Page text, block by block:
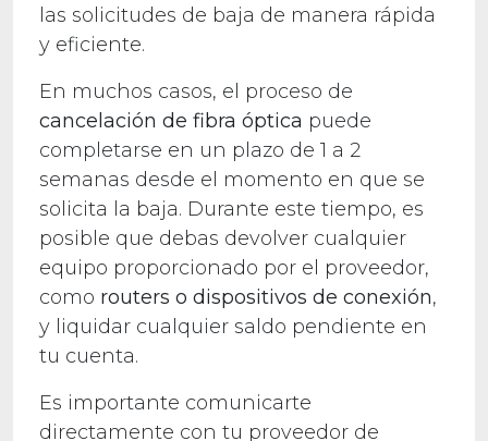
las solicitudes de baja de manera rápida
y eficiente.
En muchos casos, el proceso de
cancelación de fibra óptica puede
completarse en un plazo de 1 a 2
semanas desde el momento en que se
solicita la baja. Durante este tiempo, es
posible que debas devolver cualquier
equipo proporcionado por el proveedor,
como routers o dispositivos de conexión,
y liquidar cualquier saldo pendiente en
tu cuenta.
Es importante comunicarte
directamente con tu proveedor de